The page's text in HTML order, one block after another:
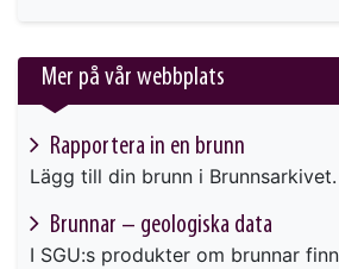
Mer på vår webbplats
Rapportera in en brunn
Lägg till din brunn i Brunnsarkivet.
Brunnar – geologiska data
I SGU:s produkter om brunnar